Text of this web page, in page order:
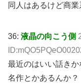
同人はあるけど商
36: 液晶の向こう側
最近のはいい話きか
名作とかあるんか？